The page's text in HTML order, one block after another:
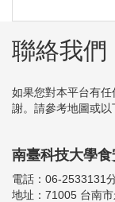
聯絡我們
如果您對本平台有
謝。請參考地圖或以
南臺科技大學
電話：06-2533131
地址：71005 台南